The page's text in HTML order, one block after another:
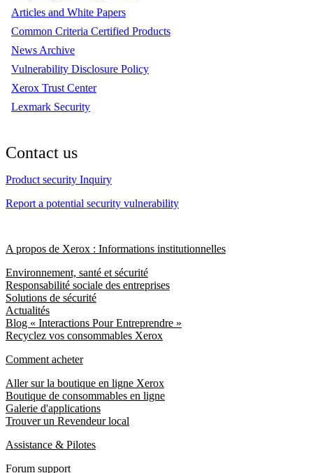
Articles and White Papers
Common Criteria Certified Products
News Archive
Vulnerability Disclosure Policy
Xerox Trust Center
Lexmark Security
Contact us
Product security Inquiry
Report a potential security vulnerability
A propos de Xerox : Informations institutionnelles
Environnement, santé et sécurité
Responsabilité sociale des entreprises
Solutions de sécurité
Actualités
Blog « Interactions Pour Entreprendre »
Recyclez vos consommables Xerox
Comment acheter
Aller sur la boutique en ligne Xerox
Boutique de consommables en ligne
Galerie d'applications
Trouver un Revendeur local
Assistance & Pilotes
Forum support